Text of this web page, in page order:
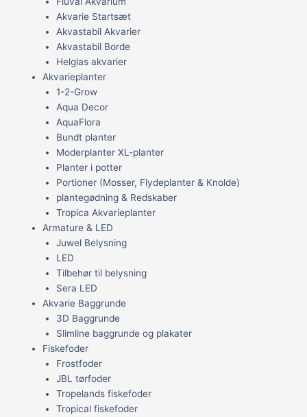
Akvarie Startsæt
Akvastabil Akvarier
Akvastabil Borde
Helglas akvarier
Akvarieplanter
1-2-Grow
Aqua Decor
AquaFlora
Bundt planter
Moderplanter XL-planter
Planter i potter
Portioner (Mosser, Flydeplanter & Knolde)
plantegødning & Redskaber
Tropica Akvarieplanter
Armature & LED
Juwel Belysning
LED
Tilbehør til belysning
Sera LED
Akvarie Baggrunde
3D Baggrunde
Slimline baggrunde og plakater
Fiskefoder
Frostfoder
JBL tørfoder
Tropelands fiskefoder
Tropical fiskefoder